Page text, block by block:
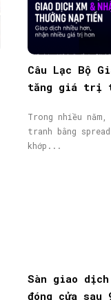
Câu Lạc Bộ
tăng giá trị
Trong nhiều
tranh bằng
khớp...
Sàn giao
đóng cửa sau